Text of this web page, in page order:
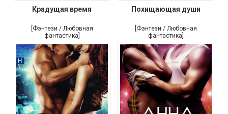
Крадущая время
[Фэнтези / Любовная
фантастика]
Похищающая души
[Фэнтези / Любовная
фантастика]